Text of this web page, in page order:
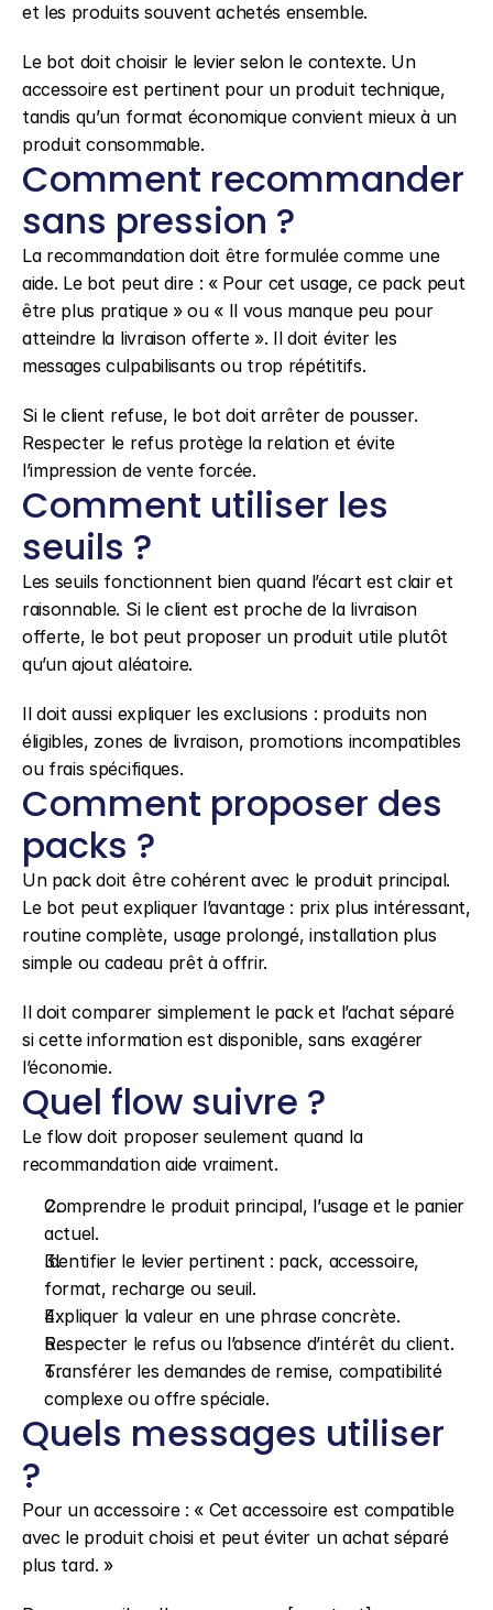
et les produits souvent achetés ensemble.
Le bot doit choisir le levier selon le contexte. Un
accessoire est pertinent pour un produit technique,
tandis qu’un format économique convient mieux à un
produit consommable.
Comment recommander
sans pression ?
La recommandation doit être formulée comme une
aide. Le bot peut dire : « Pour cet usage, ce pack peut
être plus pratique » ou « Il vous manque peu pour
atteindre la livraison offerte ». Il doit éviter les
messages culpabilisants ou trop répétitifs.
Si le client refuse, le bot doit arrêter de pousser.
Respecter le refus protège la relation et évite
l’impression de vente forcée.
Comment utiliser les
seuils ?
Les seuils fonctionnent bien quand l’écart est clair et
raisonnable. Si le client est proche de la livraison
offerte, le bot peut proposer un produit utile plutôt
qu’un ajout aléatoire.
Il doit aussi expliquer les exclusions : produits non
éligibles, zones de livraison, promotions incompatibles
ou frais spécifiques.
Comment proposer des
packs ?
Un pack doit être cohérent avec le produit principal.
Le bot peut expliquer l’avantage : prix plus intéressant,
routine complète, usage prolongé, installation plus
simple ou cadeau prêt à offrir.
Il doit comparer simplement le pack et l’achat séparé
si cette information est disponible, sans exagérer
l’économie.
Quel flow suivre ?
Le flow doit proposer seulement quand la
recommandation aide vraiment.
Comprendre le produit principal, l’usage et le panier
actuel.
Identifier le levier pertinent : pack, accessoire,
format, recharge ou seuil.
Expliquer la valeur en une phrase concrète.
Respecter le refus ou l’absence d’intérêt du client.
Transférer les demandes de remise, compatibilité
complexe ou offre spéciale.
Quels messages utiliser
?
Pour un accessoire : « Cet accessoire est compatible
avec le produit choisi et peut éviter un achat séparé
plus tard. »